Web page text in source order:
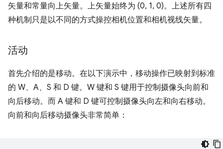
矢量和常量向上矢量。上矢量始终为 (0, 1, 0)。上述所有四
种机制只是以不同的方式操控相机位置和相机视线矢量。
活动
首先介绍的是移动。在以下演示中，移动操作已映射到标准
的 W、A、S 和 D 键。W 键和 S 键用于控制摄像头向前和
向后移动。而 A 键和 D 键可控制摄像头向左和向右移动。
向前和向后移动摄像头非常简单：